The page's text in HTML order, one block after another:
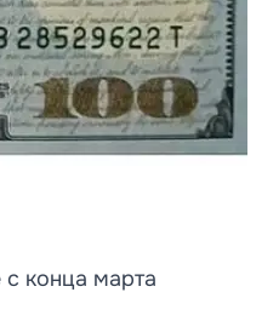
конца марта